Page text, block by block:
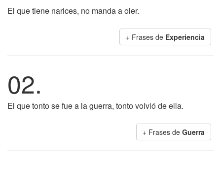
El que tiene narices, no manda a oler.
+ Frases de Experiencia
02.
El que tonto se fue a la guerra, tonto volvió de ella.
+ Frases de Guerra